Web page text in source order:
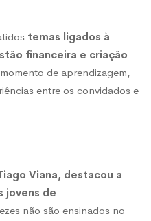
temas ligados à
financeira e criação
de aprendizagem,
entre os convidados e
Viana, destacou a
jovens de
não são ensinados no